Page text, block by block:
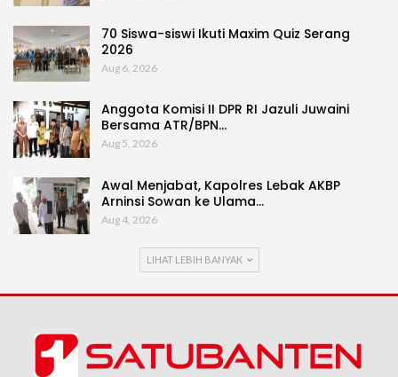
70 Siswa-siswi Ikuti Maxim Quiz Serang
2026
Aug 6, 2026
Anggota Komisi II DPR RI Jazuli Juwaini
Bersama ATR/BPN…
Aug 5, 2026
Awal Menjabat, Kapolres Lebak AKBP
Arninsi Sowan ke Ulama…
Aug 4, 2026
LIHAT LEBIH BANYAK